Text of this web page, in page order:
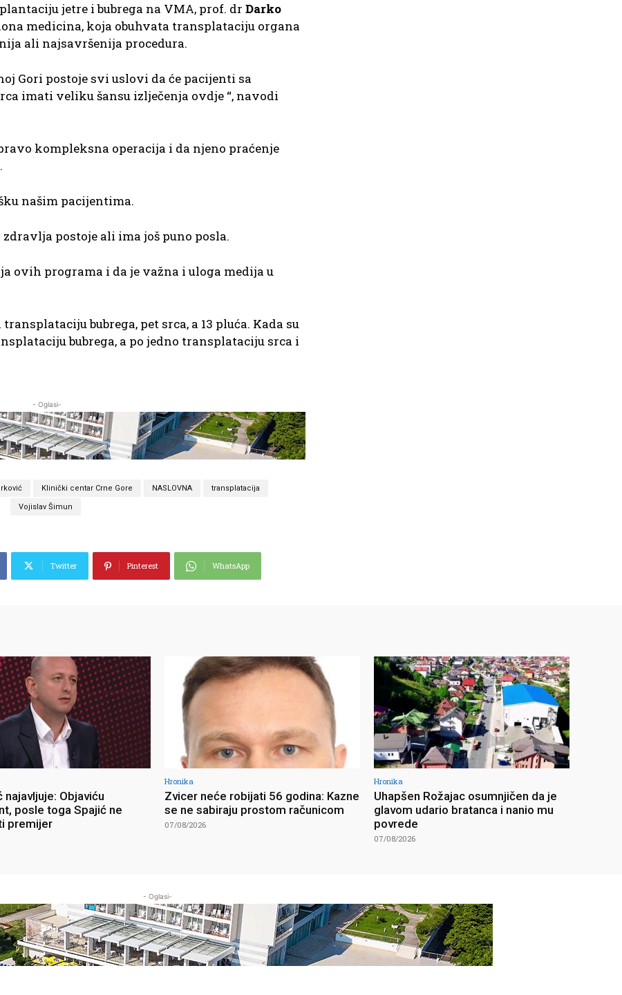
jetre i bubrega na VMA, prof. dr Darko
medicina, koja obuhvata transplataciju organa
ali najsavršenija procedura.
Gori postoje svi uslovi da će pacijenti sa
imati veliku šansu izlječenja ovdje “, navodi
kompleksna operacija i da njeno praćenje
našim pacijentima.
postoje ali ima još puno posla.
ovih programa i da je važna i uloga medija u
bubrega, pet srca, a 13 pluća. Kada su
bubrega, a po jedno transplataciju srca i
- Oglasi-
Klinički centar Crne Gore NASLOVNA transplatacija
Vojislav Šimun
Twitter Pinterest WhatsApp
najavljuje: Objaviću
posle toga Spajić ne
premijer
Hronika
Zvicer neće robijati 56 godina: Kazne
se ne sabiraju prostom računicom
07/08/2026
Hronika
Uhapšen Rožajac osumnjičen da je
glavom udario bratanca i nanio mu
povrede
07/08/2026
- Oglasi-